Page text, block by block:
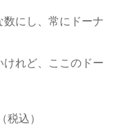
にし、常にドーナ
けれど、ここのドー
税込）